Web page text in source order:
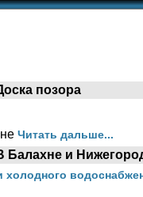
позора
Читать дальше...
Балахне и
холодного